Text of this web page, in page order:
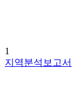
1
지역분석보고서